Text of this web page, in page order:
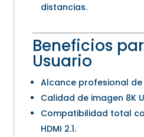
distancias.
Beneficios
Usuario
Alcance profesional de
Calidad de imagen 8K
Compatibilidad total
HDMI 2.1.